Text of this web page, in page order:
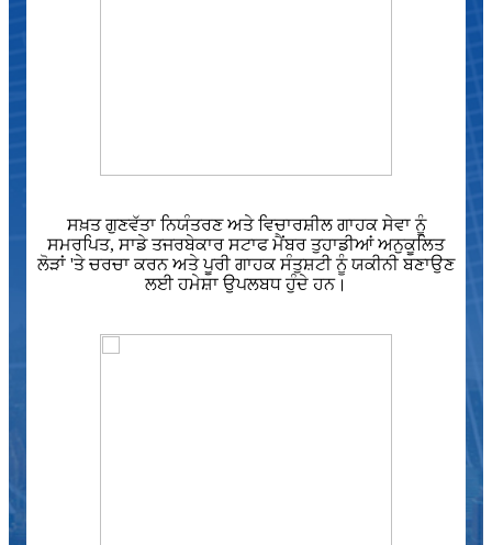
ਸਖ਼ਤ ਗੁਣਵੱਤਾ ਨਿਯੰਤਰਣ ਅਤੇ ਵਿਚਾਰਸ਼ੀਲ ਗਾਹਕ ਸੇਵਾ ਨੂੰ
ਸਮਰਪਿਤ, ਸਾਡੇ ਤਜਰਬੇਕਾਰ ਸਟਾਫ ਮੈਂਬਰ ਤੁਹਾਡੀਆਂ ਅਨੁਕੂਲਿਤ
ਲੋੜਾਂ 'ਤੇ ਚਰਚਾ ਕਰਨ ਅਤੇ ਪੂਰੀ ਗਾਹਕ ਸੰਤੁਸ਼ਟੀ ਨੂੰ ਯਕੀਨੀ ਬਣਾਉਣ
ਲਈ ਹਮੇਸ਼ਾ ਉਪਲਬਧ ਹੁੰਦੇ ਹਨ।